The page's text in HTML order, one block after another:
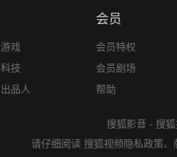
游戏
科技
出品人
会员
会员特权
会员剧场
帮助
搜狐影音 - 搜
请仔细阅读 搜狐视频隐私政策、